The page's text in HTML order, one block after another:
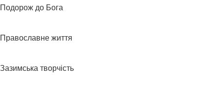
Подорож до Бога
Православне життя
Зазимська творчість